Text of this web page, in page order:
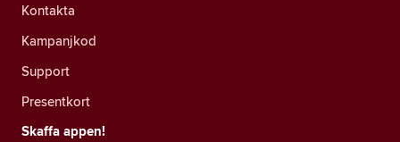
Kontakta
Kampanjkod
Support
Presentkort
Skaffa appen!